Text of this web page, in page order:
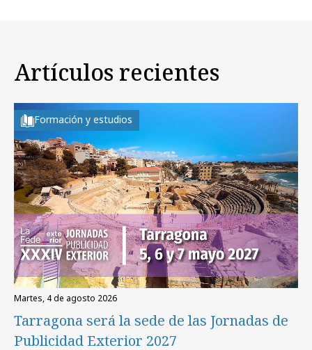
Artículos recientes
Formación y estudios
martes, 4 de agosto 2026
Tarragona será la sede de las Jornadas de
Publicidad Exterior 2027